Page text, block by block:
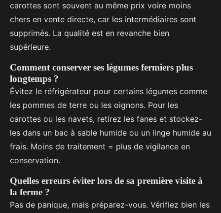
carottes sont souvent au même prix voire moins
chers en vente directe, car les intermédiaires sont
supprimés. La qualité est en revanche bien
supérieure.
Comment conserver ses légumes fermiers plus
longtemps ?
Évitez le réfrigérateur pour certains légumes comme
les pommes de terre ou les oignons. Pour les
carottes ou les navets, retirez les fanes et stockez-
les dans un bac à sable humide ou un linge humide au
frais. Moins de traitement = plus de vigilance en
conservation.
Quelles erreurs éviter lors de sa première visite à
la ferme ?
Pas de panique, mais préparez-vous. Vérifiez bien les